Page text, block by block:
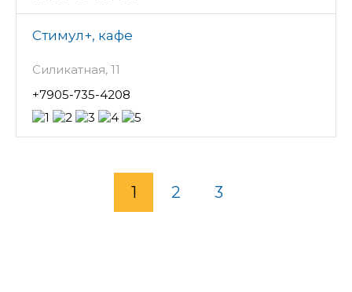
Стимул+, кафе
Силикатная, 11
+7905-735-4208
1 2 3